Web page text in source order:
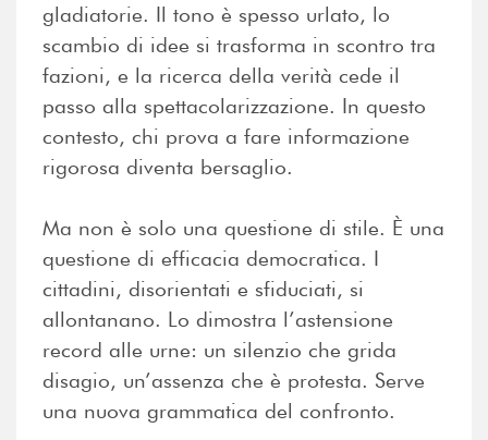
gladiatorie. Il tono è spesso urlato, lo
scambio di idee si trasforma in scontro tra
fazioni, e la ricerca della verità cede il
passo alla spettacolarizzazione. In questo
contesto, chi prova a fare informazione
rigorosa diventa bersaglio.
Ma non è solo una questione di stile. È una
questione di efficacia democratica. I
cittadini, disorientati e sfiduciati, si
allontanano. Lo dimostra l’astensione
record alle urne: un silenzio che grida
disagio, un’assenza che è protesta. Serve
una nuova grammatica del confronto.